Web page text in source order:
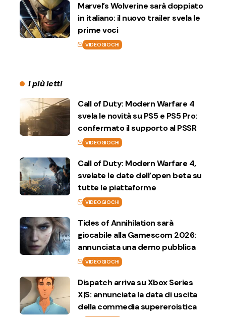
Marvel’s Wolverine sarà doppiato
in italiano: il nuovo trailer svela le
prime voci
VIDEOGIOCHI
I più letti
Call of Duty: Modern Warfare 4
svela le novità su PS5 e PS5 Pro:
confermato il supporto al PSSR
VIDEOGIOCHI
Call of Duty: Modern Warfare 4,
svelate le date dell’open beta su
tutte le piattaforme
VIDEOGIOCHI
Tides of Annihilation sarà
giocabile alla Gamescom 2026:
annunciata una demo pubblica
VIDEOGIOCHI
Dispatch arriva su Xbox Series
X|S: annunciata la data di uscita
della commedia supereroistica